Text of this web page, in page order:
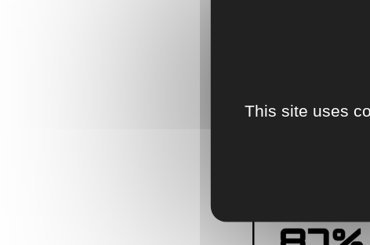
This site uses